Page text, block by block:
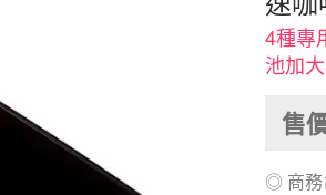
4種專
池加
售
◎ 商務